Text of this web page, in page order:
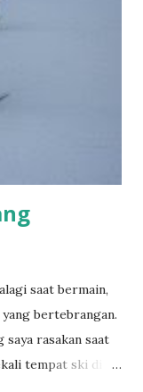
saat bermain,
bertebrangan.
rasakan saat
tempat ski di